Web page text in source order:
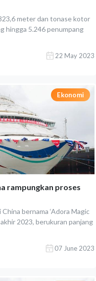
meter dan tonase kotor
hingga 5.246 penumpang
22 May 2023
Ekonomi
rampungkan proses
bernama ‘Adora Magic
2023, berukuran panjang
07 June 2023